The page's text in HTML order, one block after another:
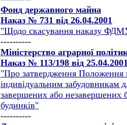
Фонд державного майна
Наказ № 731 від 26.04.2001
"Щодо скасування наказу
----------
Міністерство аграрної
Наказ № 113/198 від
"Про затвердження Положення
індивідуальним забудовникам
завершених або незавершених
будинків"
----------